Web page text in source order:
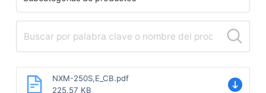
NXM-250S,E_CB.pdf
225.57 KB